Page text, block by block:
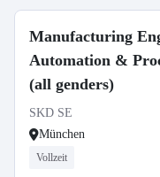
Manufacturing
Automation &
(all genders)
SKD SE
München
Vollzeit